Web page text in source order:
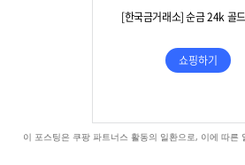
이 포스팅은 쿠팡 파트너스 활동의 일환으로, 이에 따른